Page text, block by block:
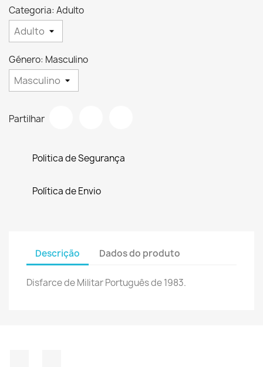
Categoria: Adulto
Género: Masculino
Partilhar
Politica de Segurança
Política de Envio
Descrição Dados do produto
Disfarce de Militar Português de 1983.